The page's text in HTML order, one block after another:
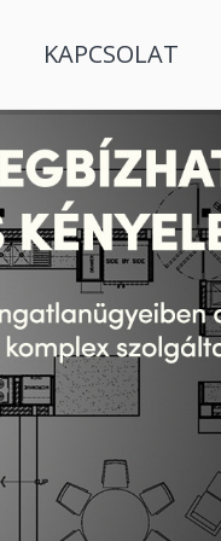
KAPCSOLAT